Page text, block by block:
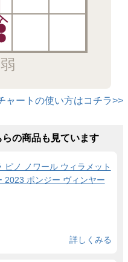
ャートの使い方はコチラ>>
の商品も見ています
ピノ ノワール ウィラメット
2023 ポンジー ヴィンヤー
詳しくみる